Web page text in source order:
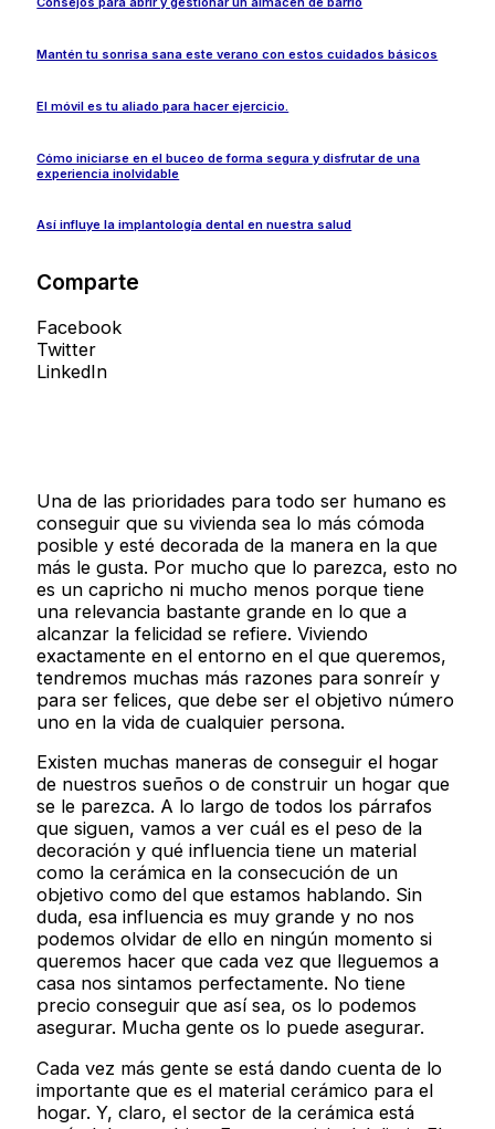
Mantén tu sonrisa sana este verano con estos cuidados básicos
El móvil es tu aliado para hacer ejercicio.
Cómo iniciarse en el buceo de forma segura y disfrutar de una
experiencia inolvidable
Así influye la implantología dental en nuestra salud
Comparte
Facebook
Twitter
LinkedIn
Una de las prioridades para todo ser humano es
conseguir que su vivienda sea lo más cómoda
posible y esté decorada de la manera en la que
más le gusta. Por mucho que lo parezca, esto no
es un capricho ni mucho menos porque tiene
una relevancia bastante grande en lo que a
alcanzar la felicidad se refiere. Viviendo
exactamente en el entorno en el que queremos,
tendremos muchas más razones para sonreír y
para ser felices, que debe ser el objetivo número
uno en la vida de cualquier persona.
Existen muchas maneras de conseguir el hogar
de nuestros sueños o de construir un hogar que
se le parezca. A lo largo de todos los párrafos
que siguen, vamos a ver cuál es el peso de la
decoración y qué influencia tiene un material
como la cerámica en la consecución de un
objetivo como del que estamos hablando. Sin
duda, esa influencia es muy grande y no nos
podemos olvidar de ello en ningún momento si
queremos hacer que cada vez que lleguemos a
casa nos sintamos perfectamente. No tiene
precio conseguir que así sea, os lo podemos
asegurar. Mucha gente os lo puede asegurar.
Cada vez más gente se está dando cuenta de lo
importante que es el material cerámico para el
hogar. Y, claro, el sector de la cerámica está